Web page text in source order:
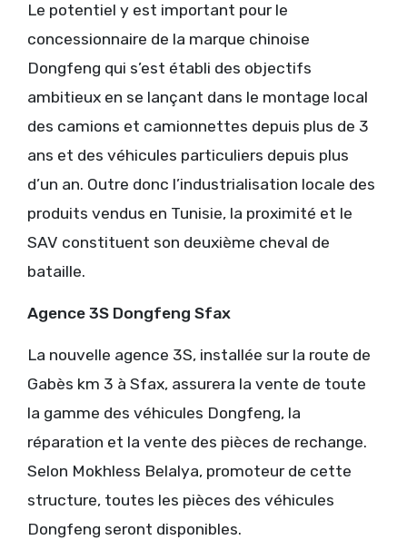
Le potentiel y est important pour le
concessionnaire de la marque chinoise
Dongfeng qui s’est établi des objectifs
ambitieux en se lançant dans le montage local
des camions et camionnettes depuis plus de 3
ans et des véhicules particuliers depuis plus
d’un an. Outre donc l’industrialisation locale des
produits vendus en Tunisie, la proximité et le
SAV constituent son deuxième cheval de
bataille.
Agence 3S Dongfeng Sfax
La nouvelle agence 3S, installée sur la route de
Gabès km 3 à Sfax, assurera la vente de toute
la gamme des véhicules Dongfeng, la
réparation et la vente des pièces de rechange.
Selon Mokhless Belalya, promoteur de cette
structure, toutes les pièces des véhicules
Dongfeng seront disponibles.